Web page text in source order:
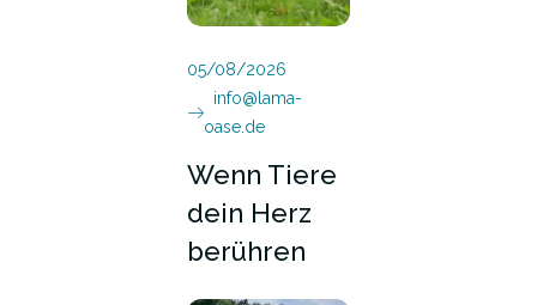
05/08/2026
info@lama-
oase.de
Wenn Tiere
dein Herz
berühren